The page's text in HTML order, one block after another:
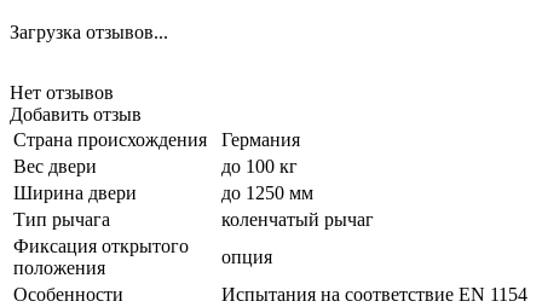
Загрузка отзывов...
Нет отзывов
Добавить отзыв
Страна происхождения
Германия
Вес двери
до 100 кг
Ширина двери
до 1250 мм
Тип рычага
коленчатый рычаг
Фиксация открытого
положения
опция
Особенности
Испытания на соответствие EN 1154